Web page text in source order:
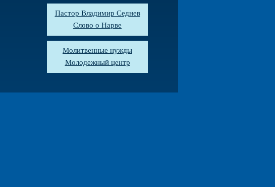
Пастор Владимир Седнев
Слово о Нарве
Молитвенные нужды
Молодежный центр